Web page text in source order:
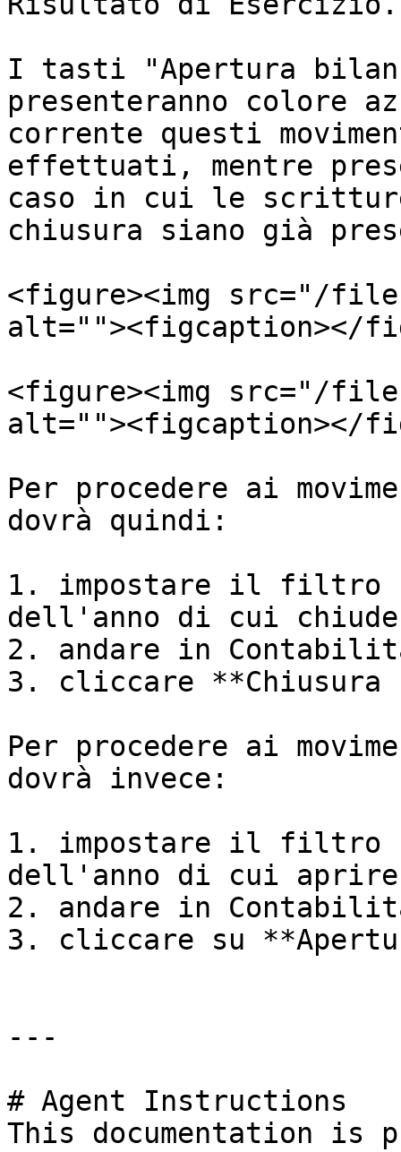
I tasti "Apertura
presenteranno colore
corrente questi
effettuati, mentre
caso in cui le
chiusura siano già
<figure><img src="/files/
alt=""><figcaption></
<figure><img src="/files/
alt=""><figcaption></
Per procedere ai
dovrà quindi:
1. impostare il filtro
dell'anno di cui
2. andare in
3. cliccare **Chiusura
Per procedere ai
dovrà invece:
1. impostare il filtro
dell'anno di cui
2. andare in
3. cliccare su
---
# Agent Instructions
This documentation is